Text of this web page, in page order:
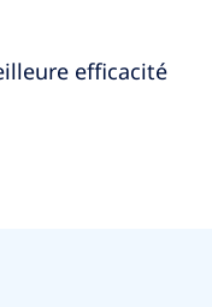
efficacité